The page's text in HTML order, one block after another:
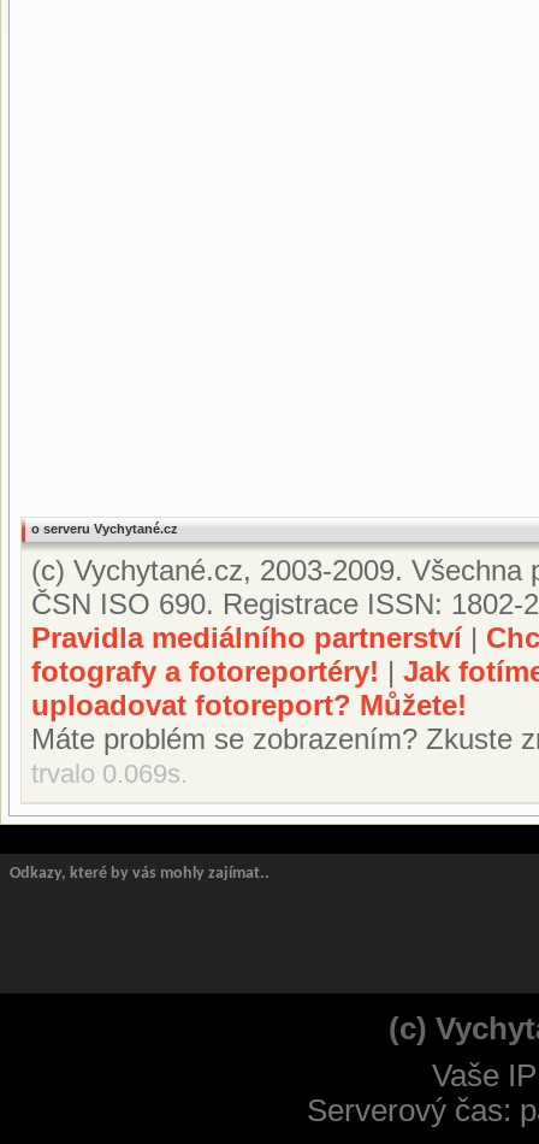
o serveru Vychytané.cz
(c) Vychytané.cz, 2003-2009.
ČSN ISO 690. Registrace ISSN: 1802-
Pravidla mediálního partnerství|
fotografy a fotoreportéry! | Jak
uploadovat fotoreport? Můžete!
Máte problém se zobrazením? Zkuste
trvalo 0.069s.
Odkazy, které by vás mohly zajímat..
(c)
Vaše
Serverový čas: